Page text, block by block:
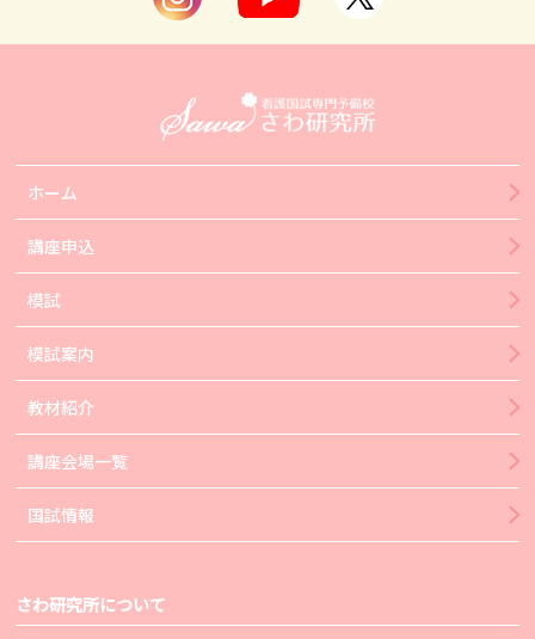
ホーム
講座申込
模試
模試案内
教材紹介
講座会場一覧
国試情報
さわ研究所について